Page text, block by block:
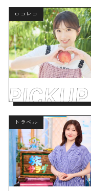
ロコレコ
トラベル